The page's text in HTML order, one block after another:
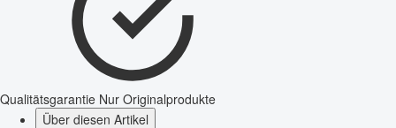
Qualitätsgarantie Nur Originalprodukte
Über diesen Artikel